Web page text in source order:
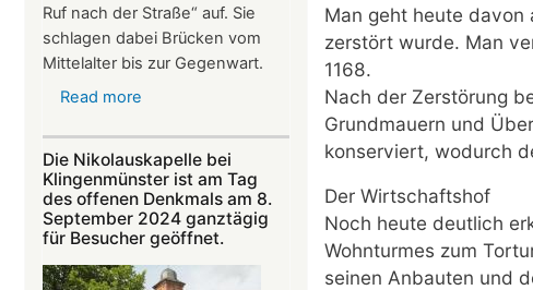
Man geht heute davon
zerstört wurde. Man
1168.
Nach der Zerstörung
Grundmauern und
konserviert, wodurch
Der Wirtschaftshof
Noch heute deutlich
Wohnturmes zum
seinen Anbauten und
Ruf nach der Straße“ auf. Sie
schlagen dabei Brücken vom
Mittelalter bis zur Gegenwart.
Read more
September:
„Troubadoure“
in
der
Nikolauskapelle
Die Nikolauskapelle bei
Klingenmünster ist am Tag
des offenen Denkmals am 8.
September 2024 ganztägig
für Besucher geöffnet.